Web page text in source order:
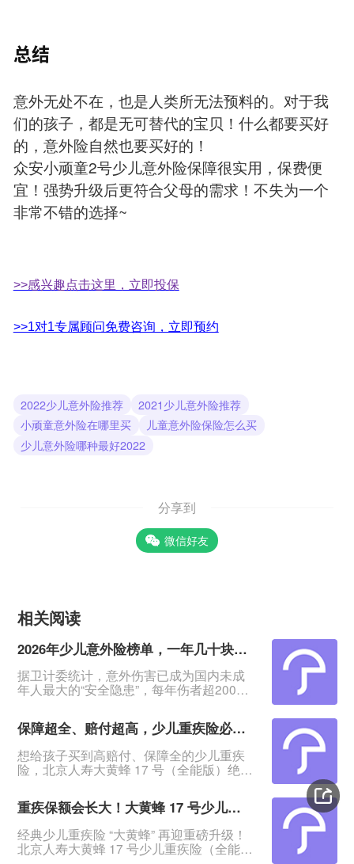
总结
意外无处不在，也是人类所无法预料的。对于我
们的孩子，都是无可替代的宝贝！什么都要买好
的，意外险自然也要买好的！
众安小顽童2号少儿意外险保障很实用，保费便
宜！强势升级后更符合父母的需求！不失为一个
非常不错的选择~
>>感兴趣点击这里，立即投保
>>1对1专属顾问免费咨询，立即预约
2022少儿意外险推荐
2021少儿意外险推荐
小顽童意外险在哪里买
儿童意外险保险怎么买
少儿意外险哪种最好2022
分享到
微信好友
相关阅读
2026年少儿意外险榜单，一年几十块搞定孩子意外保障
据卫计委统计，意外伤害已成为国内未成
年人最大的“安全隐患”，每年伤者超2000
怎么保护孩子？&nbsp;其实一份几十块钱
一年的意外险，就能报销孩子意外医疗
费，还提供意外身故/伤残赔付，给孩子一
份确定保障。&nbsp;今日这2款意外险，低
至一年78元起，保障覆盖孩子大小意外风
适
保障超全、赔付超高，少儿重疾险必看大黄蜂17号（全能版）
想给孩子买到高赔付、保障全的少儿重疾
险，北京人寿大黄蜂 17 号（全能版）绝对
疾、少儿特疾、罕见病，还把赔付比例拉
到新高度 ——首次重疾最高多赔 108% 基
本保额，白血病最高可赔 608% 基本保
额，买 50 万保额最高能赔 304 万，堪称
少儿重疾险里的 “赔付天花板”！今天就从
重疾保额会长大！大黄蜂 17 号少儿重疾险（全能版）升级上线，保障与性价比全测评
经典少儿重疾险 “大黄蜂” 再迎重磅升级！
北京人寿大黄蜂 17 号少儿重疾险（全能